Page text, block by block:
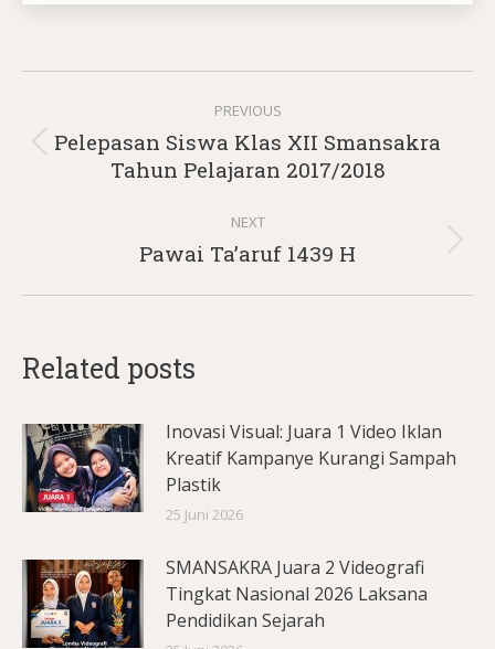
navigation
PREVIOUS
Previous
post:
Pelepasan Siswa Klas XII Smansakra
Tahun Pelajaran 2017/2018
NEXT
Next
Pawai Ta’aruf 1439 H
Related posts
Inovasi Visual: Juara 1 Video Iklan
Kreatif Kampanye Kurangi Sampah
Plastik
25 Juni 2026
SMANSAKRA Juara 2 Videografi
Tingkat Nasional 2026 Laksana
Pendidikan Sejarah